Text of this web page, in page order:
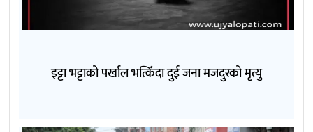
इट्टा भट्टाको पर्खाल भत्किँदा दुई जना मजदुरको मृत्यु